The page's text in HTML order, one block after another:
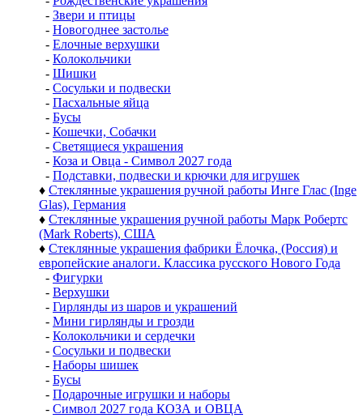
- Звери и птицы
- Новогоднее застолье
- Елочные верхушки
- Колокольчики
- Шишки
- Сосульки и подвески
- Пасхальные яйца
- Бусы
- Кошечки, Собачки
- Светящиеся украшения
- Коза и Овца - Символ 2027 года
- Подставки, подвески и крючки для игрушек
♦ Стеклянные украшения ручной работы Инге Глас (Inge
Glas), Германия
♦ Стеклянные украшения ручной работы Марк Робертс
(Mark Roberts), США
♦ Стеклянные украшения фабрики Ёлочка, (Россия) и
европейские аналоги. Классика русского Нового Года
- Фигурки
- Верхушки
- Гирлянды из шаров и украшений
- Мини гирлянды и грозди
- Колокольчики и сердечки
- Сосульки и подвески
- Наборы шишек
- Бусы
- Подарочные игрушки и наборы
- Символ 2027 года КОЗА и ОВЦА